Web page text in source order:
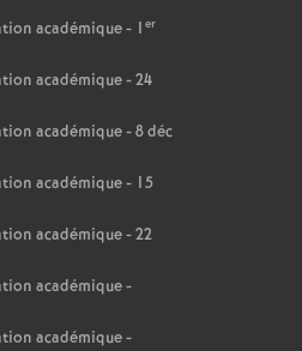
académique - 1 er
académique - 24
académique - 8 déc
académique - 15
académique - 22
académique -
académique -